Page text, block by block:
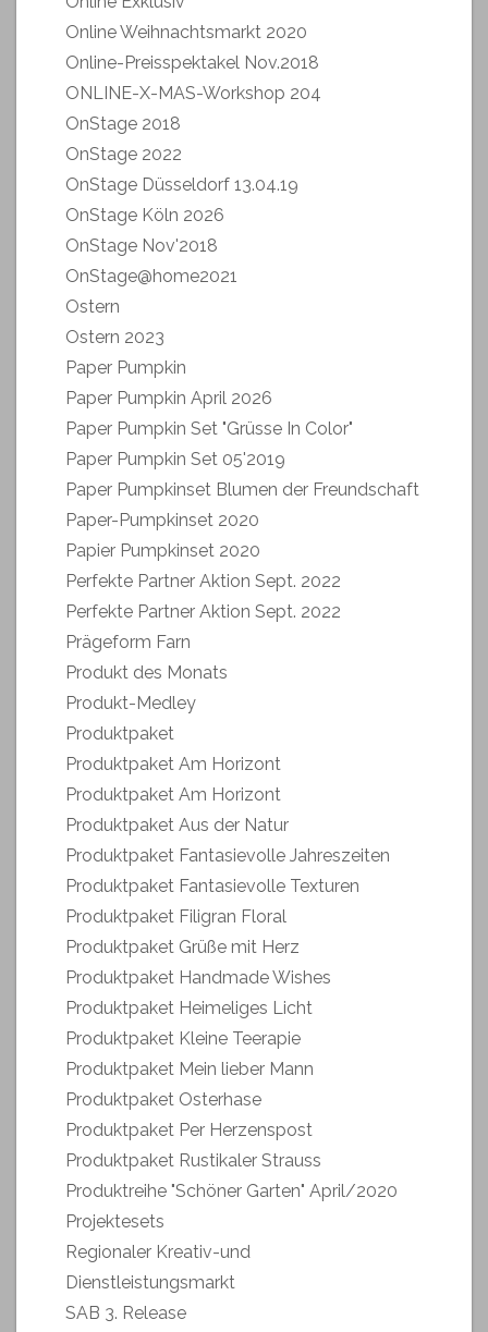
Online Weihnachtsmarkt 2020
Online-Preisspektakel Nov.2018
ONLINE-X-MAS-Workshop 204
OnStage 2018
OnStage 2022
OnStage Düsseldorf 13.04.19
OnStage Köln 2026
OnStage Nov'2018
OnStage@home2021
Ostern
Ostern 2023
Paper Pumpkin
Paper Pumpkin April 2026
Paper Pumpkin Set "Grüsse In Color"
Paper Pumpkin Set 05'2019
Paper Pumpkinset Blumen der Freundschaft
Paper-Pumpkinset 2020
Papier Pumpkinset 2020
Perfekte Partner Aktion Sept. 2022
Perfekte Partner Aktion Sept. 2022
Prägeform Farn
Produkt des Monats
Produkt-Medley
Produktpaket
Produktpaket Am Horizont
Produktpaket Am Horizont
Produktpaket Aus der Natur
Produktpaket Fantasievolle Jahreszeiten
Produktpaket Fantasievolle Texturen
Produktpaket Filigran Floral
Produktpaket Grüße mit Herz
Produktpaket Handmade Wishes
Produktpaket Heimeliges Licht
Produktpaket Kleine Teerapie
Produktpaket Mein lieber Mann
Produktpaket Osterhase
Produktpaket Per Herzenspost
Produktpaket Rustikaler Strauss
Produktreihe "Schöner Garten" April/2020
Projektesets
Regionaler Kreativ-und
Dienstleistungsmarkt
SAB 3. Release